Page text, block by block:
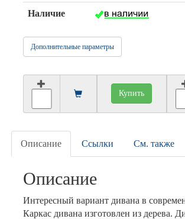
Наличие
Дополнительные параметры
Купить
Описание Ссылки См. также
Описание
Интересный вариант дивана в
Каркас дивана изготовлен из дерева.